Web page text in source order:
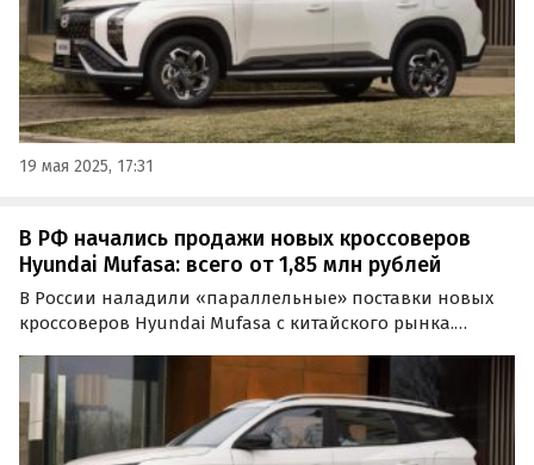
19 мая 2025, 17:31
В РФ начались продажи новых кроссоверов
Hyundai Mufasa: всего от 1,85 млн рублей
В России наладили «параллельные» поставки новых
кроссоверов Hyundai Mufasa с китайского рынка.
дилеров, так и под заказ, а цены на них на одном из
сайтов объявлений стартуют от 1 850 000 рублей…